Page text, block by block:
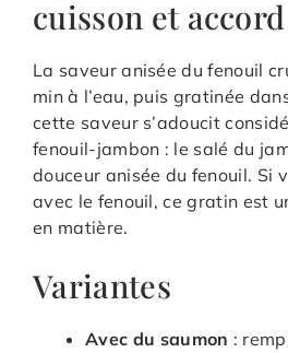
cuisson et accord
La saveur anisée du fenouil
min à l’eau, puis gratinée
cette saveur s’adoucit
fenouil-jambon : le salé du
douceur anisée du fenouil. Si
avec le fenouil, ce gratin est
en matière.
Variantes
Avec du saumon :